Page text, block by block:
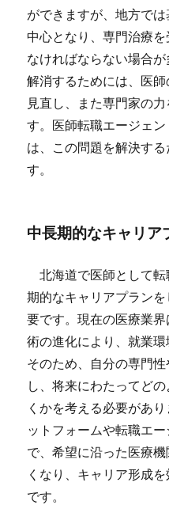
ができますが、地方で
中心となり、専門治療
なければならない場合
解消するためには、医
見直し、また専門家の
す。医師転職エージェ
は、この問題を解決す
す。
中長期的なキャリア
北海道で医師として
期的なキャリアプラン
要です。現在の医療業
術の進化により、就業環
そのため、自分の専門
し、将来にわたってど
くかを考える必要があ
ットフォームや転職エ
で、希望に沿った医療
くなり、キャリア形成
です。